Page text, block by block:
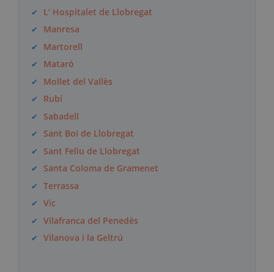
L’ Hospitalet de Llobregat
Manresa
Martorell
Mataró
Mollet del Vallès
Rubí
Sabadell
Sant Boi de Llobregat
Sant Feliu de Llobregat
Santa Coloma de Gramenet
Terrassa
Vic
Vilafranca del Penedès
Vilanova i la Geltrú